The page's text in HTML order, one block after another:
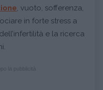
, vuoto, sofferenza,
in forte stress a
e la ricerca